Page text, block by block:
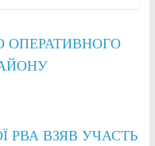
ОПЕРАТИВНОГО
РВА ВЗЯВ УЧАСТЬ